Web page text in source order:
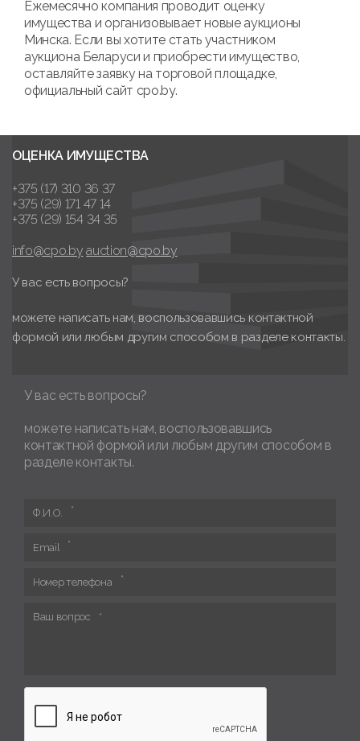
Ежемесячно компания проводит оценку
имущества и организовывает новые аукционы
Минска. Если вы хотите стать участником
аукциона Беларуси и приобрести имущество,
оставляйте заявку на торговой площадке,
официальный сайт cpo.by.
ОЦЕНКА ИМУЩЕСТВА
+375 (17) 310 36 37
+375 (29) 171 47 14
+375 (29) 154 34 35
info@cpo.by auction@cpo.by
У вас есть вопросы?
можете написать нам, воспользовавшись контактной
формой или любым другим способом в разделе контакты.
У вас есть вопросы?
можете написать нам, воспользовавшись
контактной формой или любым другим способом в
разделе контакты.
Ф.И.О.
Email
Номер телефона
Ваш вопрос